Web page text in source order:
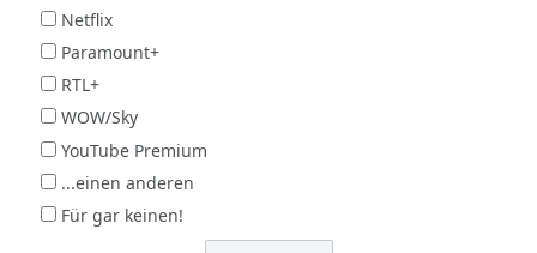
Netflix
Paramount+
RTL+
WOW/Sky
YouTube Premium
...einen anderen
Für gar keinen!